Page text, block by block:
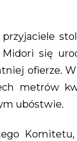
się
ofierze.
metrów
ubóstwie.
Komitetu,